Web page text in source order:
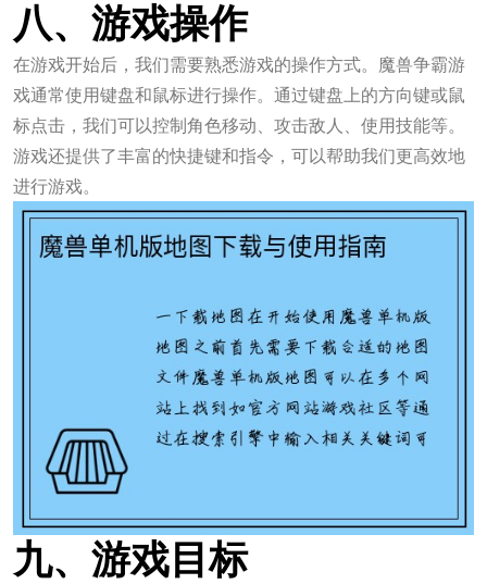
八、游戏操作
在游戏开始后，我们需要熟悉游戏的操作方式。魔兽争霸游
戏通常使用键盘和鼠标进行操作。通过键盘上的方向键或鼠
标点击，我们可以控制角色移动、攻击敌人、使用技能等。
游戏还提供了丰富的快捷键和指令，可以帮助我们更高效地
进行游戏。
九、游戏目标